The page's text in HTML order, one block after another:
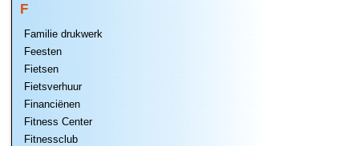
F
Familie drukwerk
Feesten
Fietsen
Fietsverhuur
Financiënen
Fitness Center
Fitnessclub